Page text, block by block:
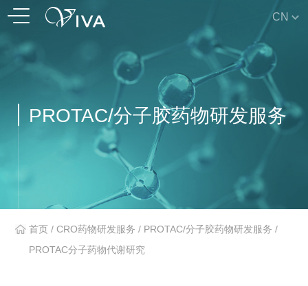
CN
PROTAC/分子胶药物研发服务
首页 /CRO药物研发服务 / PROTAC/分子胶药物研发服务 /
PROTAC分子药物代谢研究